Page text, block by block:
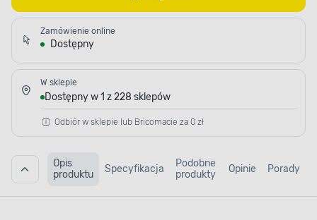
Zamówienie online
Dostępny
W sklepie
Dostępny w 1 z 228 sklepów
Odbiór w sklepie lub Bricomacie za 0 zł
Opis
produktu
Specyfikacja
Podobne
produkty
Opinie Porady